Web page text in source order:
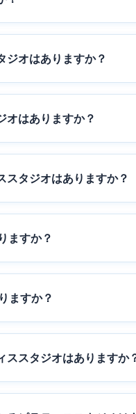
ジオはありますか？
オはありますか？
スタジオはありますか？
ますか？
ますか？
ススタジオはありますか